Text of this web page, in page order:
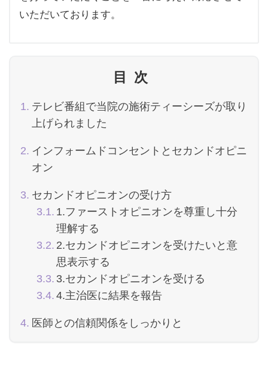
いただいております。
目次
テレビ番組で当院の施術ティーシーズが取り
上げられました
インフォームドコンセントとセカンドオピニ
オン
セカンドオピニオンの受け方
1.ファーストオピニオンを尊重し十分
理解する
2.セカンドオピニオンを受けたいと意
思表示する
3.セカンドオピニオンを受ける
4.主治医に結果を報告
医師との信頼関係をしっかりと